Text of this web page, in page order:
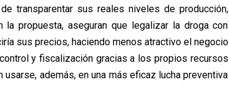
transparentar sus reales niveles de producción,
propuesta, aseguran que legalizar la droga con
sus precios, haciendo menos atractivo el negocio
y fiscalización gracias a los propios recursos
además, en una más eficaz lucha preventiva